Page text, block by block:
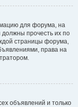
для форума, на
прочесть их по
страницы форума,
права на
объявлений и только